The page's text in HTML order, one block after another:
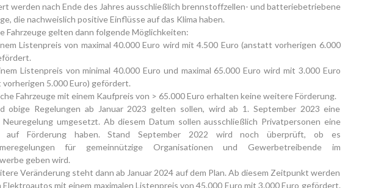
werden nach Ende des Jahres ausschließlich brennstoffzellen- und batteriebetriebene
die nachweislich positive Einflüsse auf das Klima haben.
Fahrzeuge gelten dann folgende Möglichkeiten:
Listenpreis von maximal 40.000 Euro wird mit 4.500 Euro (anstatt vorherigen 6.000
Listenpreis von minimal 40.000 Euro und maximal 65.000 Euro wird mit 3.000 Euro
5.000 Euro) gefördert.
Fahrzeuge mit einem Kaufpreis von > 65.000 Euro erhalten keine weitere Förderung.
obige Regelungen ab Januar 2023 gelten sollen, wird ab 1. September 2023 eine
umgesetzt. Ab diesem Datum sollen ausschließlich Privatpersonen eine
auf Förderung haben. Stand September 2022 wird noch überprüft, ob es
für gemeinnützige Organisationen und Gewerbetreibende im
geben wird.
Veränderung steht dann ab Januar 2024 auf dem Plan. Ab diesem Zeitpunkt werden
Elektroautos mit einem maximalen Listenpreis von 45.000 Euro mit 3.000 Euro gefördert.